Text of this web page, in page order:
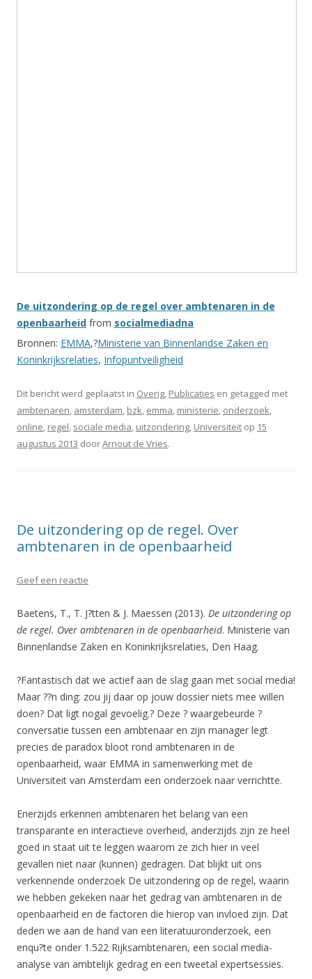
De uitzondering op de regel over ambtenaren in de
openbaarheid from socialmediadna
Bronnen: EMMA,?Ministerie van Binnenlandse Zaken en
Koninkrijksrelaties, Infopuntveiligheid
Dit bericht werd geplaatst in Overig, Publicaties en getagged met
ambtenaren, amsterdam, bzk, emma, ministerie, onderzoek,
online, regel, sociale media, uitzondering, Universiteit op 15
augustus 2013 doorArnout de Vries.
De uitzondering op de regel. Over
ambtenaren in de openbaarheid
Geef een reactie
Baetens, T., T. J?tten & J. Maessen (2013). De uitzondering op
de regel. Over ambtenaren in de openbaarheid. Ministerie van
Binnenlandse Zaken en Koninkrijksrelaties, Den Haag.
?Fantastisch dat we actief aan de slag gaan met social media!
Maar ??n ding: zou jij daar op jouw dossier niets mee willen
doen? Dat ligt nogal gevoelig.? Deze ? waargebeurde ?
conversatie tussen een ambtenaar en zijn manager legt
precies de paradox bloot rond ambtenaren in de
openbaarheid, waar EMMA in samenwerking met de
Universiteit van Amsterdam een onderzoek naar verrichtte.
Enerzijds erkennen ambtenaren het belang van een
transparante en interactieve overheid, anderzijds zijn ze heel
goed in staat uit te leggen waarom ze zich hier in veel
gevallen niet naar (kunnen) gedragen. Dat blijkt uit ons
verkennende onderzoek De uitzondering op de regel, waarin
we hebben gekeken naar het gedrag van ambtenaren in de
openbaarheid en de factoren die hierop van invloed zijn. Dat
deden we aan de hand van een literatuuronderzoek, een
enqu?te onder 1.522 Rijksambtenaren, een social media-
analyse van ambtelijk gedrag en een tweetal expertsessies.